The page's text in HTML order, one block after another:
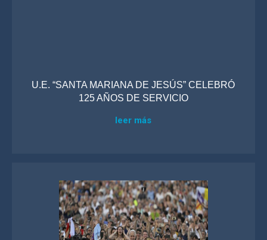
U.E. “SANTA MARIANA DE JESÚS” CELEBRÓ
125 AÑOS DE SERVICIO
leer más